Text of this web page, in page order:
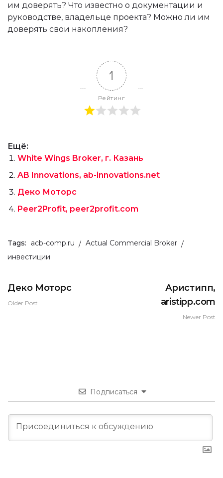
им доверять? Что известно о документации и
руководстве, владельце проекта? Можно ли им
доверять свои накопления?
1
Рейтинг
Ещё:
White Wings Broker, г. Казань
AB Innovations, ab-innovations.net
Деко Моторс
Peer2Profit, peer2profit.com
Tags: acb-comp.ru
Actual Commercial Broker
инвестиции
Деко Моторс
Older Post
Аристипп,
aristipp.com
Newer Post
Подписаться